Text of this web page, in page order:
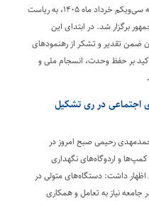
دولت، ظهر امروز یکشنبه سی‌ویکم خرداد ماه ۱۴۰۵، به ریاست
برگزار شد. در ابتدای این
تقدیر و تشکر از رهنمودهای
بر حفظ وحدت، انسجام ملی و
اجتماعی در ری تشکیل
رحیمی صبح امروز در
و اردوگاه‌های نگهداری
داشت: دستگاه‌های متولی در
جامعه نیاز به تعامل و همکاری